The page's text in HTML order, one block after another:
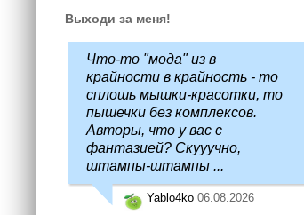
Выходи за меня!
Что-то "мода" из в
крайности в крайность - то
сплошь мышки-красотки, то
пышечки без комплексов.
Авторы, что у вас с
фантазией? Скууучно,
штампы-штампы ...
Yablo4ko 06.08.2026